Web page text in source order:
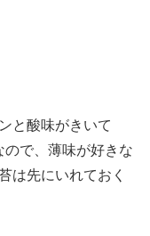
と酸味がきいて
ので、薄味が好きな
は先にいれておく